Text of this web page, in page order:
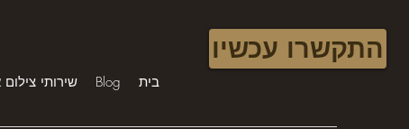
התקשרו עכשיו
בית Blog שירותי צילום